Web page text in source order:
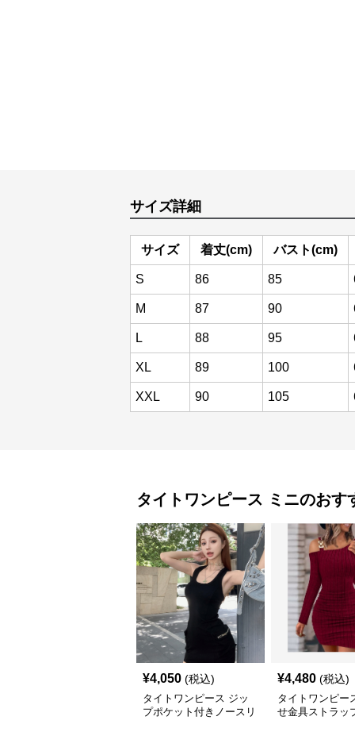
サイズ詳細
サイズ 着丈(cm) バスト(cm)
S 86 85
M 87 90
L 88 95
XL 89 100
XXL 90 105
タイトワンピース ミニのおす
¥4,050 (税込)
タイトワンピース ジッ
プポケット付きノースリ
¥4,480 (税込)
タイトワンピー
せ金具ストラッ